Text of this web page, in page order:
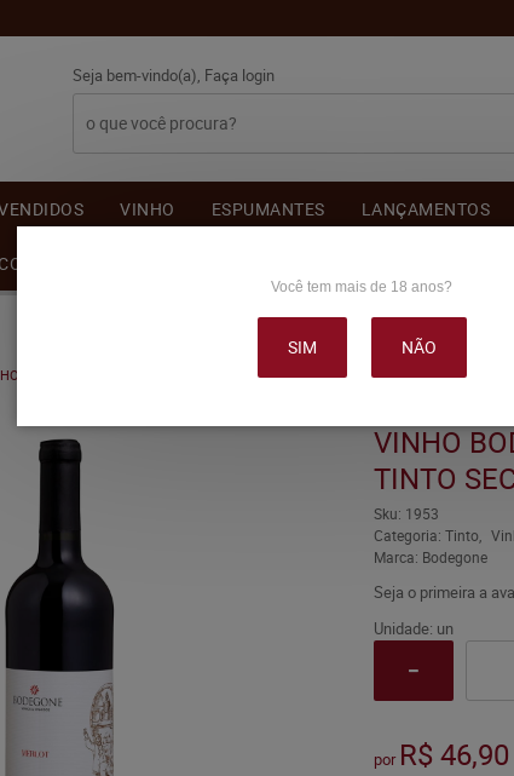
Seja bem-vindo(a), Faça login
VINHO ESPUMANTES LANÇAMENTOS
DE UVA
BODEGONE MERLOT SAFRA 2019 TINTO SECO 750ML
VINHO
TINTO
Sku: 1953
Categoria: Tinto
Marca: Bodegone
Seja o primeira a
Unidade: un
por R$ 46,90
Você tem mais de 18 anos?
SIM NÃO